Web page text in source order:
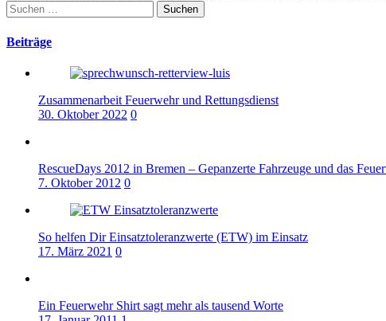
Suchen
nach:
Beiträge
Zusammenarbeit Feuerwehr und Rettungsdienst
30. Oktober 2022 0
RescueDays 2012 in Bremen – Gepanzerte Fahrzeuge und das
7. Oktober 2012 0
So helfen Dir Einsatztoleranzwerte (ETW) im Einsatz
17. März 2021 0
Ein Feuerwehr Shirt sagt mehr als tausend Worte